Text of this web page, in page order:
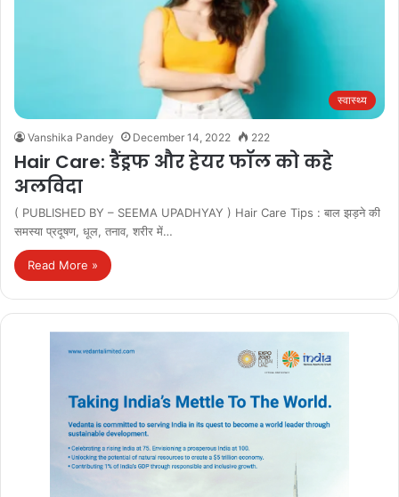
स्वास्थ्य
Vanshika Pandey December 14, 2022 222
Hair Care: डैंड्रफ और हेयर फॉल को कहे
अलविदा
( PUBLISHED BY – SEEMA UPADHYAY ) Hair Care Tips : बाल झड़ने की
समस्या प्रदूषण, धूल, तनाव, शरीर में…
Read More »